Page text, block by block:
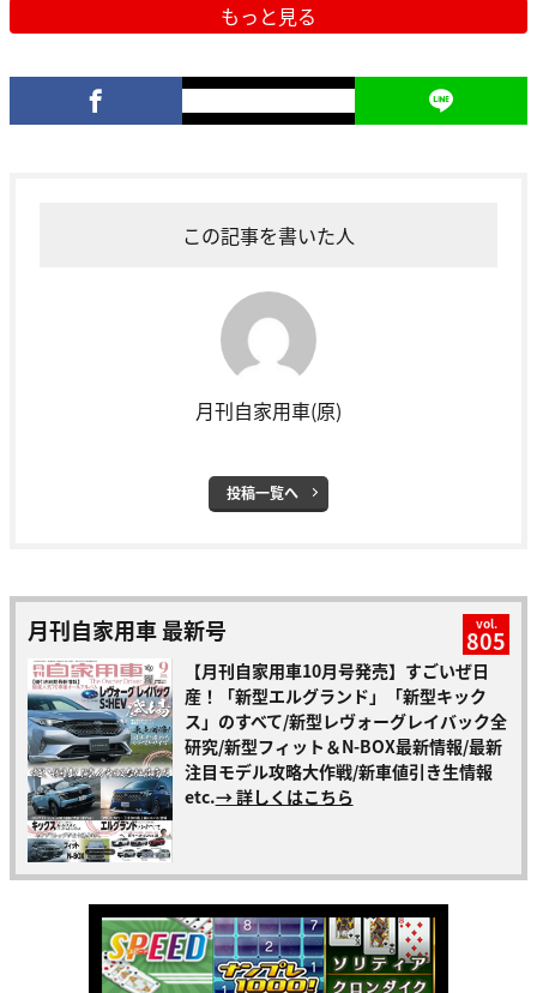
もっと見る
この記事を書いた人
月刊自家用車(原)
投稿一覧へ
月刊自家用車 最新号 vol.
805
【月刊自家用車10月号発売】すごいぜ日
産！「新型エルグランド」「新型キック
ス」のすべて/新型レヴォーグレイバック全
研究/新型フィット＆N-BOX最新情報/最新
注目モデル攻略大作戦/新車値引き生情報
etc.→ 詳しくはこちら